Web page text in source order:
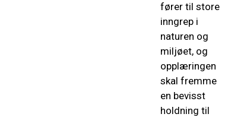
fører til store
inngrep i
naturen og
miljøet, og
opplæringen
skal fremme
en bevisst
holdning til